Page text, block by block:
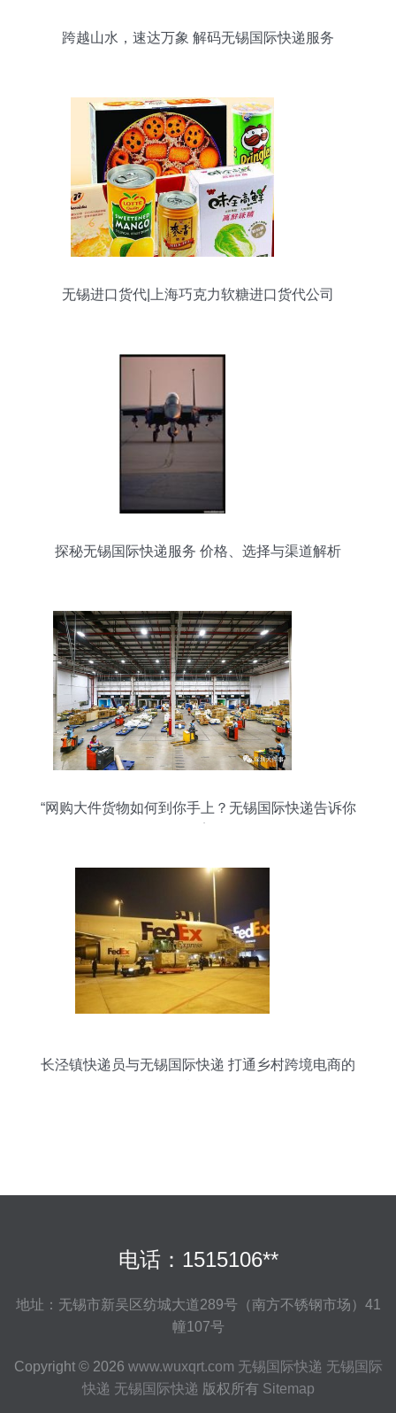
跨越山水，速达万象 解码无锡国际快递服务
无锡进口货代|上海巧克力软糖进口货代公司
探秘无锡国际快递服务 价格、选择与渠道解析
“网购大件货物如何到你手上？无锡国际快递告诉你
长泾镇快递员与无锡国际快递 打通乡村跨境电商的
电话：1515106**
地址：无锡市新吴区纺城大道289号（南方不锈钢市场）41
幢107号
Copyright © 2026 www.wuxqrt.com 无锡国际快递 无锡国际
快递 无锡国际快递 版权所有 Sitemap